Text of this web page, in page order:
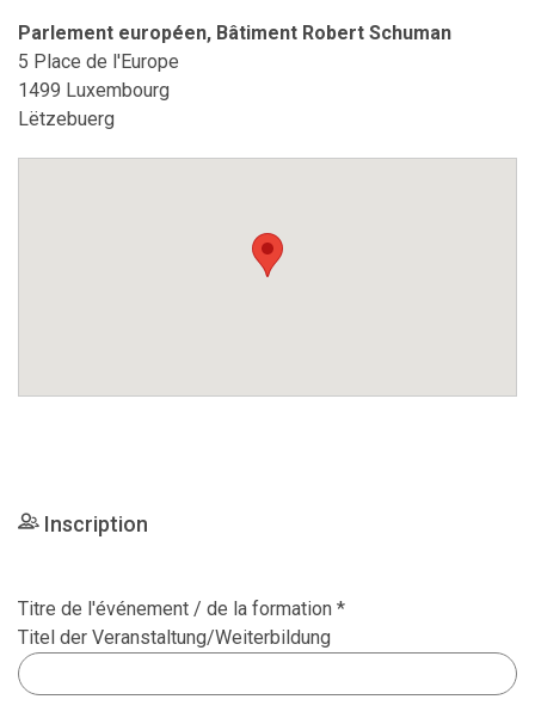
Parlement européen, Bâtiment Robert Schuman
5 Place de l'Europe
1499 Luxembourg
Lëtzebuerg
Inscription
Titre de l'événement / de la formation *
Titel der Veranstaltung/Weiterbildung